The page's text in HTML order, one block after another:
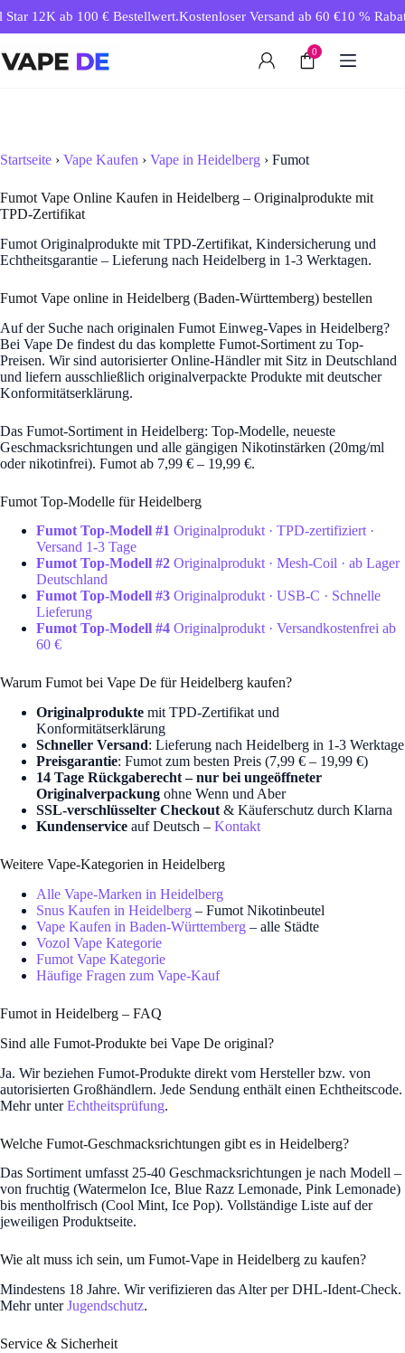
Inhalt12K ab 100 € Bestellwert.Kostenloser Versand ab 60 € 10 %
0
Startseite › Vape Kaufen › Vape in Heidelberg › Fumot
Fumot Vape Online Kaufen in Heidelberg – Originalprodukte mit
TPD-Zertifikat
Fumot Originalprodukte mit TPD-Zertifikat, Kindersicherung und
Echtheitsgarantie – Lieferung nach Heidelberg in 1-3 Werktagen.
Fumot Vape online in Heidelberg (Baden-Württemberg) bestellen
Auf der Suche nach originalen Fumot Einweg-Vapes in Heidelberg?
Bei Vape De findest du das komplette Fumot-Sortiment zu Top-
Preisen. Wir sind autorisierter Online-Händler mit Sitz in Deutschland
und liefern ausschließlich originalverpackte Produkte mit deutscher
Konformitätserklärung.
Das Fumot-Sortiment in Heidelberg: Top-Modelle, neueste
Geschmacksrichtungen und alle gängigen Nikotinstärken (20mg/ml
oder nikotinfrei). Fumot ab 7,99 € – 19,99 €.
Fumot Top-Modelle für Heidelberg
Fumot Top-Modell #1 Originalprodukt · TPD-zertifiziert ·
Versand 1-3 Tage
Fumot Top-Modell #2 Originalprodukt · Mesh-Coil · ab Lager
Deutschland
Fumot Top-Modell #3 Originalprodukt · USB-C · Schnelle
Lieferung
Fumot Top-Modell #4 Originalprodukt · Versandkostenfrei ab
60 €
Warum Fumot bei Vape De für Heidelberg kaufen?
Originalprodukte mit TPD-Zertifikat und
Konformitätserklärung
Schneller Versand: Lieferung nach Heidelberg in 1-3 Werktage
Preisgarantie: Fumot zum besten Preis (7,99 € – 19,99 €)
14 Tage Rückgaberecht – nur bei ungeöffneter
Originalverpackung ohne Wenn und Aber
SSL-verschlüsselter Checkout & Käuferschutz durch Klarna
Kundenservice auf Deutsch – Kontakt
Weitere Vape-Kategorien in Heidelberg
Alle Vape-Marken in Heidelberg
Snus Kaufen in Heidelberg – Fumot Nikotinbeutel
Vape Kaufen in Baden-Württemberg – alle Städte
Vozol Vape Kategorie
Fumot Vape Kategorie
Häufige Fragen zum Vape-Kauf
Fumot in Heidelberg – FAQ
Sind alle Fumot-Produkte bei Vape De original?
Ja. Wir beziehen Fumot-Produkte direkt vom Hersteller bzw. von
autorisierten Großhändlern. Jede Sendung enthält einen Echtheitscode.
Mehr unterEchtheitsprüfung.
Welche Fumot-Geschmacksrichtungen gibt es in Heidelberg?
Das Sortiment umfasst 25-40 Geschmacksrichtungen je nach Modell –
von fruchtig (Watermelon Ice, Blue Razz Lemonade, Pink Lemonade)
bis mentholfrisch (Cool Mint, Ice Pop). Vollständige Liste auf der
jeweiligen Produktseite.
Wie alt muss ich sein, um Fumot-Vape in Heidelberg zu kaufen?
Mindestens 18 Jahre. Wir verifizieren das Alter per DHL-Ident-Check.
Mehr unterJugendschutz.
Service & Sicherheit